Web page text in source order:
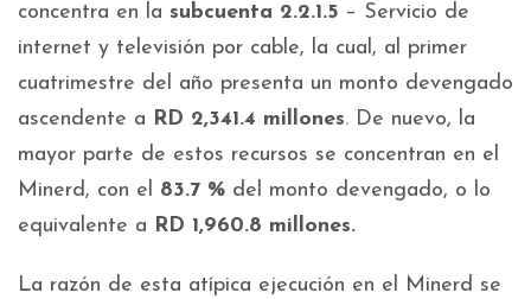
concentra en la subcuenta 2.2.1.5 – Servicio de
internet y televisión por cable, la cual, al primer
cuatrimestre del año presenta un monto devengado
ascendente a RD 2,341.4 millones. De nuevo, la
mayor parte de estos recursos se concentran en el
Minerd, con el 83.7 % del monto devengado, o lo
equivalente a RD 1,960.8 millones.
La razón de esta atípica ejecución en el Minerd se